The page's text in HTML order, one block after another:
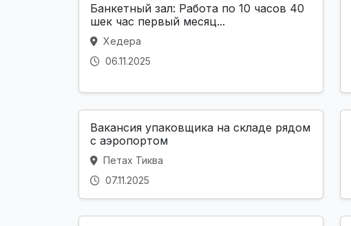
Банкетный зал: Работа по 10 часов 40
шек час первый месяц...
Хедера
06.11.2025
Вакансия упаковщика на складе рядом
с аэропортом
Петах Тиква
07.11.2025